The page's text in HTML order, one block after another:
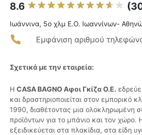
8.6
Ιωάννινα, 5ο χλμ Ε.Ο. Ιωαννίνων-
Εμφάνιση αριθμού
Σχετικά με την εταιρεία:
Η CASA BAGNO Αφοι Γκίζα Ο.Ε.
και δραστηριοποιείται στον εμπορικό
1990, διαθέτοντας μια ολοκληρωμένη
προϊόντων για το μπάνιο και τον χώρο.
εξειδικεύεται στα πλακίδια, στα είδη